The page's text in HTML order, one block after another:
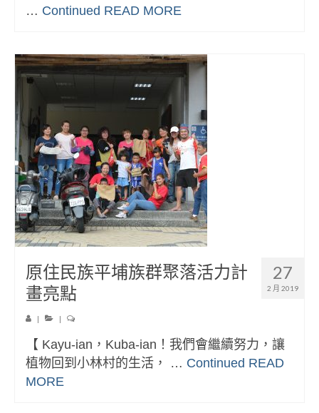
… Continued READ MORE
27
2 月 2019
原住民族平埔族群聚落活力計
畫亮點
| |
【 Kayu-ian，Kuba-ian！我們會繼續努力，讓
植物回到小林村的生活， … Continued READ
MORE